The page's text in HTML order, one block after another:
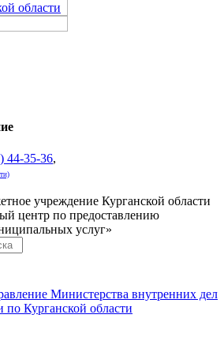
44-35-36,
учреждение Курганской области
центр по предоставлению
услуг»
Министерства внутренних дел
Курганской области